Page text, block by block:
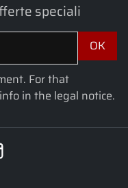
speciali
For that
in the legal notice.